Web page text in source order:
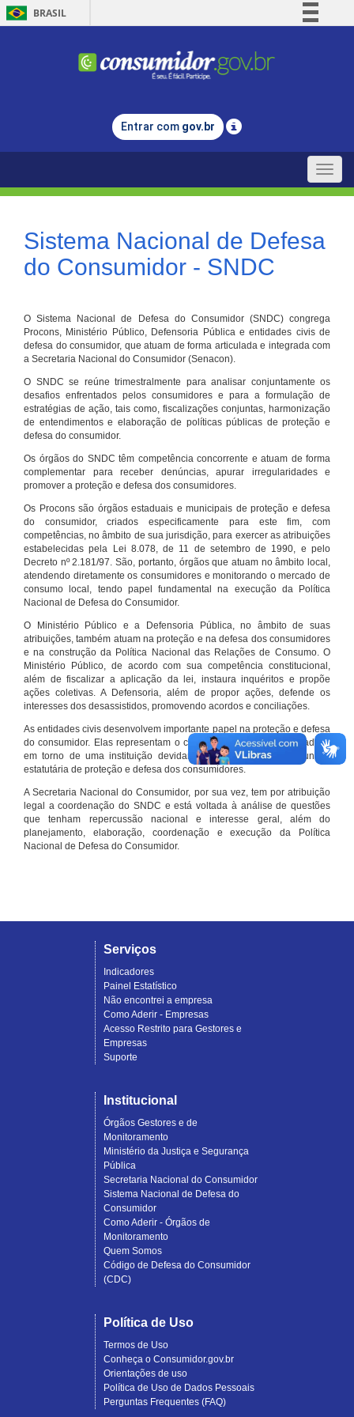
BRASIL
Comunica BR
Legislação
Entrar com gov.br
Toggle
Sistema Nacional de Defesa
do Consumidor - SNDC
O Sistema Nacional de Defesa do Consumidor (SNDC) congrega
Procons, Ministério Público, Defensoria Pública e entidades civis de
defesa do consumidor, que atuam de forma articulada e integrada com
a Secretaria Nacional do Consumidor (Senacon).
O SNDC se reúne trimestralmente para analisar conjuntamente os
desafios enfrentados pelos consumidores e para a formulação de
estratégias de ação, tais como, fiscalizações conjuntas, harmonização
de entendimentos e elaboração de políticas públicas de proteção e
defesa do consumidor.
Os órgãos do SNDC têm competência concorrente e atuam de forma
complementar para receber denúncias, apurar irregularidades e
promover a proteção e defesa dos consumidores.
Os Procons são órgãos estaduais e municipais de proteção e defesa
do consumidor, criados especificamente para este fim, com
competências, no âmbito de sua jurisdição, para exercer as atribuições
estabelecidas pela Lei 8.078, de 11 de setembro de 1990, e pelo
Decreto nº 2.181/97. São, portanto, órgãos que atuam no âmbito local,
atendendo diretamente os consumidores e monitorando o mercado de
consumo local, tendo papel fundamental na execução da Política
Nacional de Defesa do Consumidor.
O Ministério Público e a Defensoria Pública, no âmbito de suas
atribuições, também atuam na proteção e na defesa dos consumidores
e na construção da Política Nacional das Relações de Consumo. O
Ministério Público, de acordo com sua competência constitucional,
além de fiscalizar a aplicação da lei, instaura inquéritos e propõe
ações coletivas. A Defensoria, além de propor ações, defende os
interesses dos desassistidos, promovendo acordos e conciliações.
As entidades civis desenvolvem importante papel na proteção e defesa
do consumidor. Elas representam o conjunto organizado de cidadãos
em torno de uma instituição devidamente registrada e com função
estatutária de proteção e defesa dos consumidores.
A Secretaria Nacional do Consumidor, por sua vez, tem por atribuição
legal a coordenação do SNDC e está voltada à análise de questões
que tenham repercussão nacional e interesse geral, além do
planejamento, elaboração, coordenação e execução da Política
Nacional de Defesa do Consumidor.
Serviços
Indicadores
Painel Estatístico
Não encontrei a empresa
Como Aderir - Empresas
Acesso Restrito para Gestores e
Empresas
Suporte
Institucional
Órgãos Gestores e de
Monitoramento
Ministério da Justiça e Segurança
Pública
Secretaria Nacional do Consumidor
Sistema Nacional de Defesa do
Consumidor
Como Aderir - Órgãos de
Monitoramento
Quem Somos
Código de Defesa do Consumidor
(CDC)
Política de Uso
Termos de Uso
Conheça o Consumidor.gov.br
Orientações de uso
Política de Uso de Dados Pessoais
Perguntas Frequentes (FAQ)